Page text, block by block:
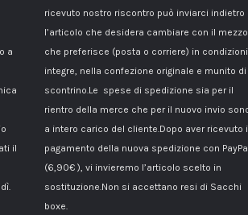
a
il
ricevuto nostro riscontro può inviarci indietro
l’articolo che desidera cambiare con il mezzo
che preferisce (posta o corriere) in condizioni
integre, nella confezione originale e munito di
scontrino.Le spese di spedizione sia per il
rientro della merce che per il nuovo invio
a intero carico del cliente.Dopo aver ricevuto
pagamento della nuova spedizione con
(6,90€ ), vi invieremo l’articolo scelto in
sostituzione.Non si accettano resi di Sacchi
boxe.